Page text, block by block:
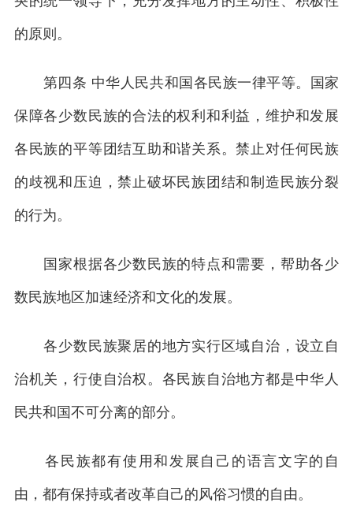
的原则。
第四条 中华人民共和国各民族一律平等。国家
保障各少数民族的合法的权利和利益，维护和发展
各民族的平等团结互助和谐关系。禁止对任何民族
的歧视和压迫，禁止破坏民族团结和制造民族分裂
的行为。
国家根据各少数民族的特点和需要，帮助各少
数民族地区加速经济和文化的发展。
各少数民族聚居的地方实行区域自治，设立自
治机关，行使自治权。各民族自治地方都是中华人
民共和国不可分离的部分。
各民族都有使用和发展自己的语言文字的自
由，都有保持或者改革自己的风俗习惯的自由。